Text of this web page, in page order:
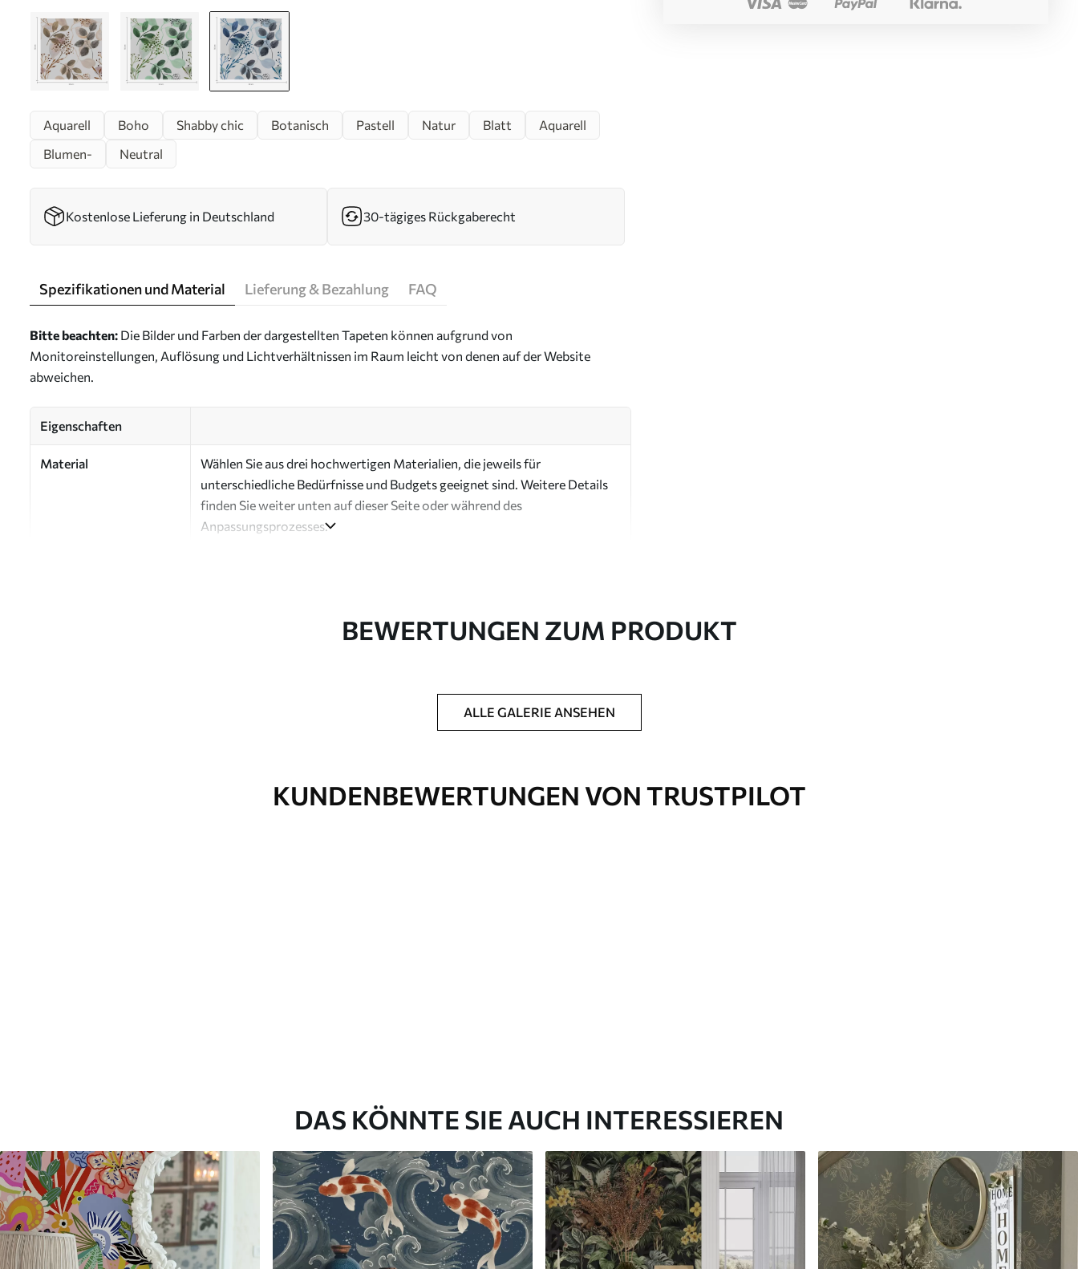
Aquarell Boho Shabby chic Botanisch Pastell Natur Blatt
Aquarell
Blumen-
Neutral
Kostenlose Lieferung in Deutschland 30-tägiges Rückgaberecht
Spezifikationen und Material Lieferung & Bezahlung FAQ
Bitte beachten: Die Bilder und Farben der dargestellten Tapeten können aufgrund von
Monitoreinstellungen, Auflösung und Lichtverhältnissen im Raum leicht von denen auf der Website
abweichen.
Eigenschaften
Material
Wählen Sie aus drei hochwertigen Materialien, die jeweils für
unterschiedliche Bedürfnisse und Budgets geeignet sind. Weitere Details
finden Sie weiter unten auf dieser Seite oder während des
Anpassungsprozesses.
Erhältlich mit Lackbeschichtung und/oder Tapetenkleber.
Nahtlose Anwendung
BEWERTUNGEN ZUM PRODUKT
ALLE GALERIE ANSEHEN
KUNDENBEWERTUNGEN VON TRUSTPILOT
DAS KÖNNTE SIE AUCH INTERESSIEREN